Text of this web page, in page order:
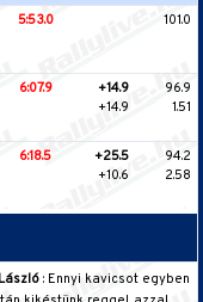
5:53.0 101.0
6:07.9
+14.9
+14.9
96.9
1.51
6:18.5
+25.5
+10.6
94.2
2.58
: Ennyi kavicsot egyben